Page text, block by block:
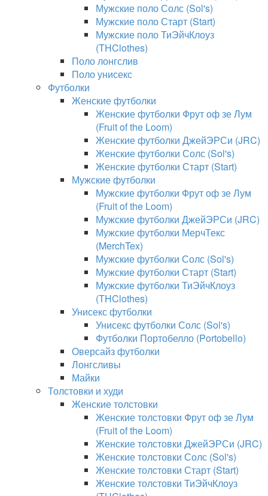
Мужские поло Солс (Sol's)
Мужские поло Старт (Start)
Мужские поло ТиЭйчКлоуз
(THClothes)
Поло лонгслив
Поло унисекс
Футболки
Женские футболки
Женские футболки Фрут оф зе Лум
(Fruit of the Loom)
Женские футболки ДжейЭРСи (JRC)
Женские футболки Солс (Sol's)
Женские футболки Старт (Start)
Мужские футболки
Мужские футболки Фрут оф зе Лум
(Fruit of the Loom)
Мужские футболки ДжейЭРСи (JRC)
Мужские футболки МерчТекс
(MerchTex)
Мужские футболки Солс (Sol's)
Мужские футболки Старт (Start)
Мужские футболки ТиЭйчКлоуз
(THClothes)
Унисекс футболки
Унисекс футболки Солс (Sol's)
Футболки Портобелло (Portobello)
Оверсайз футболки
Лонгсливы
Майки
Толстовки и худи
Женские толстовки
Женские толстовки Фрут оф зе Лум
(Fruit of the Loom)
Женские толстовки ДжейЭРСи (JRC)
Женские толстовки Солс (Sol's)
Женские толстовки Старт (Start)
Женские толстовки ТиЭйчКлоуз